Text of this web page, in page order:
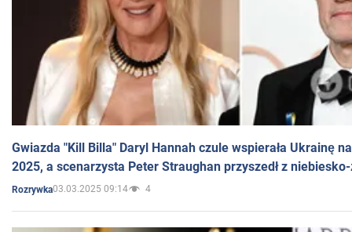
Gwiazda "Kill Billa" Daryl Hannah czule wspierała Ukrainę
2025, a scenarzysta Peter Straughan przyszedł z
Rozrywka03.03.2025 09:14 4